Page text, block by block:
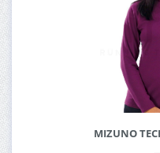
MIZUNO